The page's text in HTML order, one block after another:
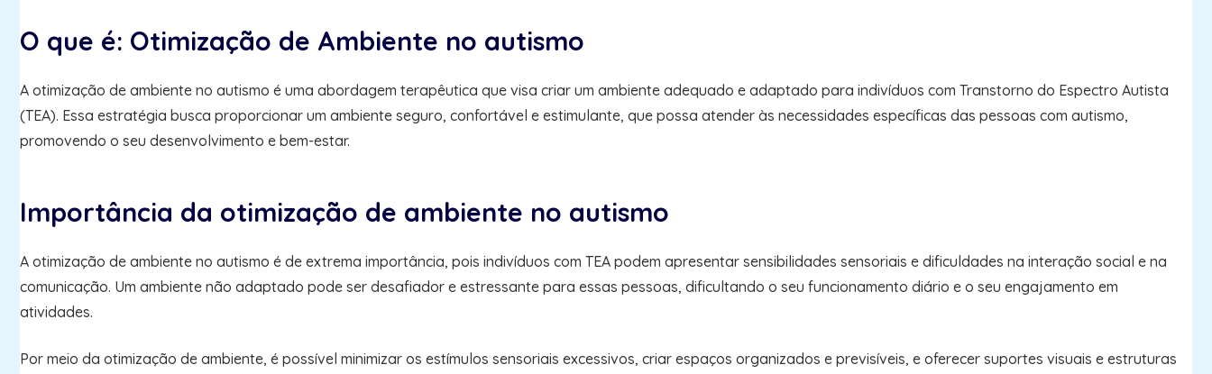
O que é: Otimização de Ambiente no autismo
A otimização de ambiente no autismo é uma abordagem terapêutica que visa criar um ambiente adequado e adaptado para indivíduos com Transtorno do Espectro Autista
(TEA). Essa estratégia busca proporcionar um ambiente seguro, confortável e estimulante, que possa atender às necessidades específicas das pessoas com autismo,
promovendo o seu desenvolvimento e bem-estar.
Importância da otimização de ambiente no autismo
A otimização de ambiente no autismo é de extrema importância, pois indivíduos com TEA podem apresentar sensibilidades sensoriais e dificuldades na interação social e na
comunicação. Um ambiente não adaptado pode ser desafiador e estressante para essas pessoas, dificultando o seu funcionamento diário e o seu engajamento em
atividades.
Por meio da otimização de ambiente, é possível minimizar os estímulos sensoriais excessivos, criar espaços organizados e previsíveis, e oferecer suportes visuais e estruturas